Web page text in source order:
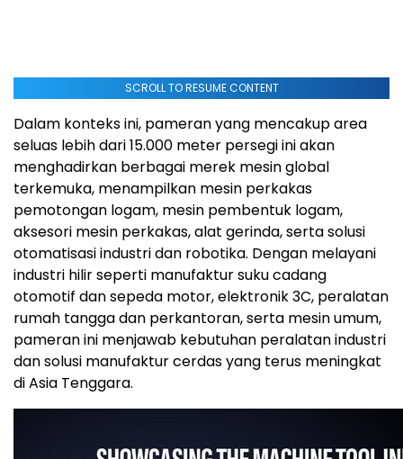
SCROLL TO RESUME CONTENT
Dalam konteks ini, pameran yang mencakup area
seluas lebih dari 15.000 meter persegi ini akan
menghadirkan berbagai merek mesin global
terkemuka, menampilkan mesin perkakas
pemotongan logam, mesin pembentuk logam,
aksesori mesin perkakas, alat gerinda, serta solusi
otomatisasi industri dan robotika. Dengan melayani
industri hilir seperti manufaktur suku cadang
otomotif dan sepeda motor, elektronik 3C, peralatan
rumah tangga dan perkantoran, serta mesin umum,
pameran ini menjawab kebutuhan peralatan industri
dan solusi manufaktur cerdas yang terus meningkat
di Asia Tenggara.